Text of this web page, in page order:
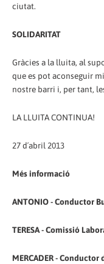
ciutat.
SOLIDARITAT
Gràcies a la lluita, al
que es pot aconseguir
nostre barri i, per tant,
LA LLUITA CONTINUA!
27 d´abril 2013
Més informació
ANTONIO - Conductor
TERESA - Comissió
MERCADER -